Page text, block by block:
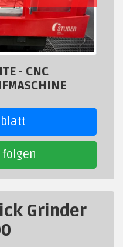
- CNC
Grinder